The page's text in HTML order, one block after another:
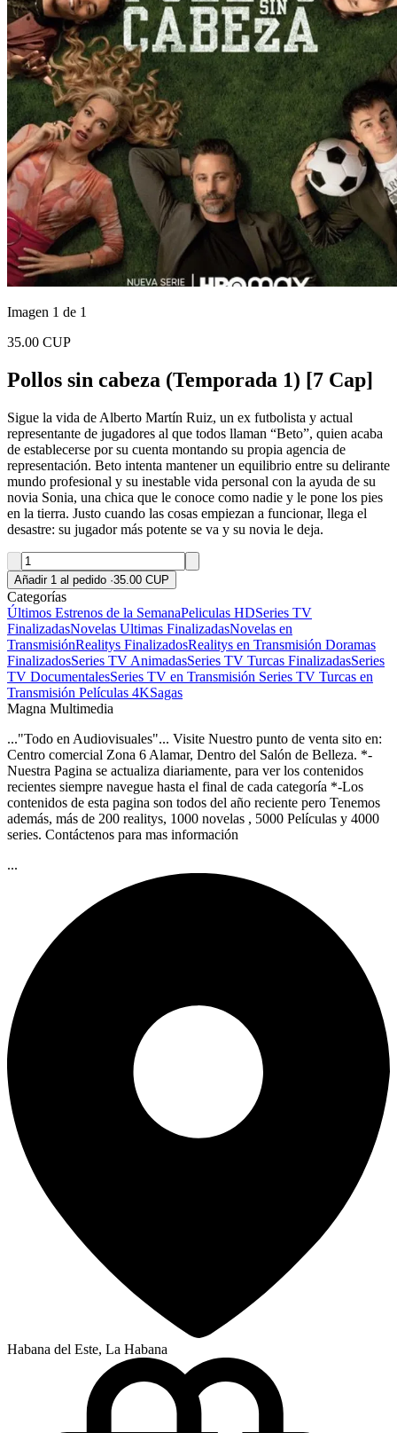
Imagen 1 de 1
35.00 CUP
Pollos sin cabeza (Temporada 1) [7 Cap]
Sigue la vida de Alberto Martín Ruiz, un ex futbolista y actual
representante de jugadores al que todos llaman “Beto”, quien acaba
de establecerse por su cuenta montando su propia agencia de
representación. Beto intenta mantener un equilibrio entre su delirante
mundo profesional y su inestable vida personal con la ayuda de su
novia Sonia, una chica que le conoce como nadie y le pone los pies
en la tierra. Justo cuando las cosas empiezan a funcionar, llega el
desastre: su jugador más potente se va y su novia le deja.
Añadir 1 al pedido ·35.00 CUP
Categorías
Últimos Estrenos de la SemanaPeliculas HDSeries TV
FinalizadasNovelas Ultimas FinalizadasNovelas en
TransmisiónRealitys FinalizadosRealitys en Transmisión Doramas
FinalizadosSeries TV AnimadasSeries TV Turcas FinalizadasSeries
TV DocumentalesSeries TV en Transmisión Series TV Turcas en
Transmisión Películas 4KSagas
Magna Multimedia
..."Todo en Audiovisuales"... Visite Nuestro punto de venta sito en:
Centro comercial Zona 6 Alamar, Dentro del Salón de Belleza. *-
Nuestra Pagina se actualiza diariamente, para ver los contenidos
recientes siempre navegue hasta el final de cada categoría *-Los
contenidos de esta pagina son todos del año reciente pero Tenemos
además, más de 200 realitys, 1000 novelas , 5000 Películas y 4000
series. Contáctenos para mas información
...
Habana del Este, La Habana